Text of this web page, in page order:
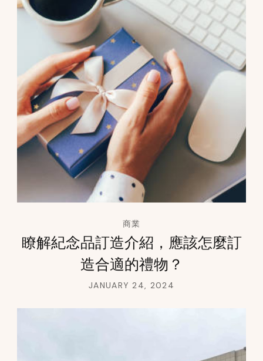
商業
瞭解紀念品訂造介紹，應該怎麼訂
造合適的禮物？
JANUARY 24, 2024